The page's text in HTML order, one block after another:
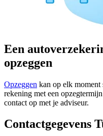
Een
opzeggen
Opzeggen kan op elk
rekening met een
contact op met je adviseur.
Contactgegevens